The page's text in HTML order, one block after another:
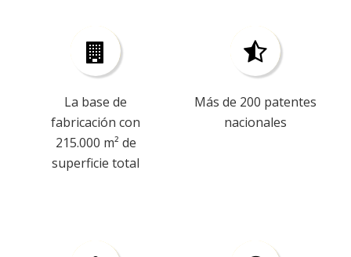
La base de
fabricación con
215.000 m² de
superficie total
Más de 200 patentes
nacionales